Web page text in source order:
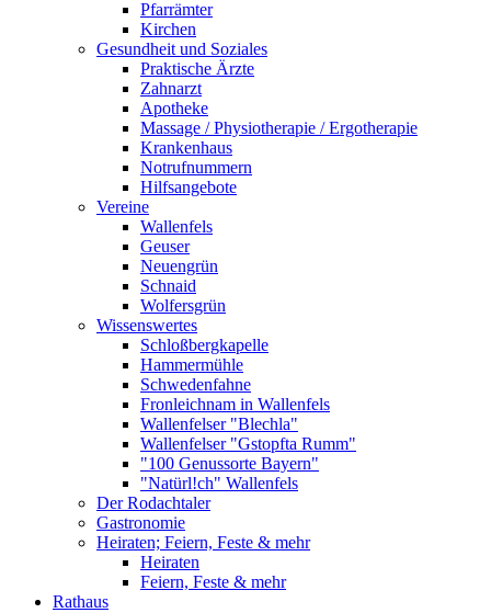
Pfarrämter
Kirchen
Gesundheit und Soziales
Praktische Ärzte
Zahnarzt
Apotheke
Massage / Physiotherapie / Ergotherapie
Krankenhaus
Notrufnummern
Hilfsangebote
Vereine
Wallenfels
Geuser
Neuengrün
Schnaid
Wolfersgrün
Wissenswertes
Schloßbergkapelle
Hammermühle
Schwedenfahne
Fronleichnam in Wallenfels
Wallenfelser "Blechla"
Wallenfelser "Gstopfta Rumm"
"100 Genussorte Bayern"
"Natürl!ch" Wallenfels
Der Rodachtaler
Gastronomie
Heiraten; Feiern, Feste & mehr
Heiraten
Feiern, Feste & mehr
Rathaus